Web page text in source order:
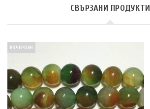
СВЪРЗАНИ ПРОДУКТИ
ИЗЧЕРПАН